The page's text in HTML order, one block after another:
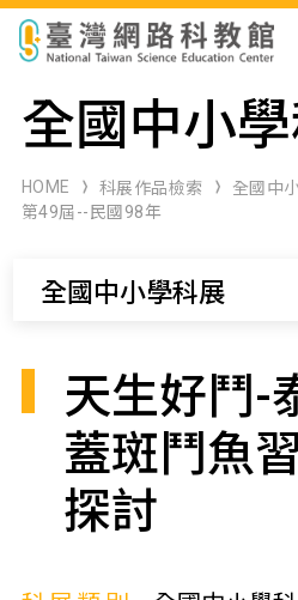
科展作品檢索
科學研習月刊
全國中小
HOME 科展作品檢索
全國中
第49屆--民國98年
全國中小學科展
天生好鬥-
蓋斑鬥魚
探討